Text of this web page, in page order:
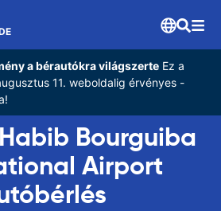
a bérautókra világszerteEz a
11. weboldalig érvényes -
Bourguiba
Airport